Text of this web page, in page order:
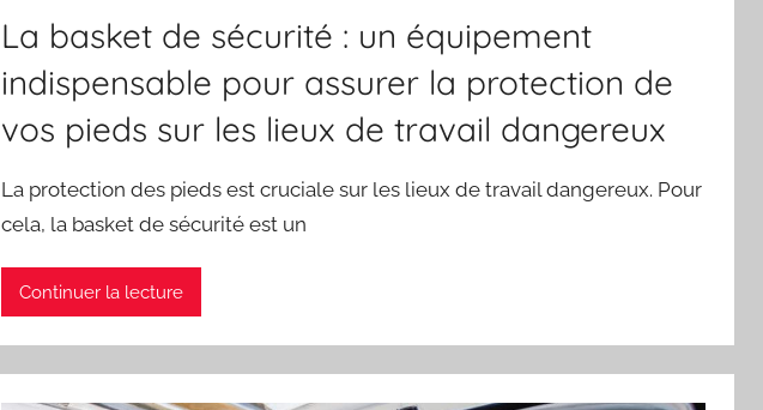
La basket de sécurité : un équipement
indispensable pour assurer la protection de
vos pieds sur les lieux de travail dangereux
La protection des pieds est cruciale sur les lieux de travail dangereux. Pour
cela, la basket de sécurité est un
Continuer la lecture